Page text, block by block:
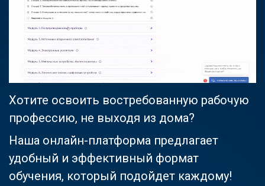
Хотите освоить востребованную рабочую
профессию, не выходя из дома?
Наша онлайн-платформа предлагает
удобный и эффективный формат
обучения, который подойдет каждому!